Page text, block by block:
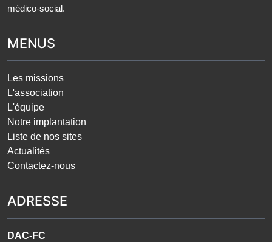
médico-social.
MENUS
Les missions
L'association
L'équipe
Notre implantation
Liste de nos sites
Actualités
Contactez-nous
ADRESSE
DAC-FC